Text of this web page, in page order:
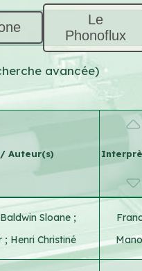
Le
Phonoflux
avancée)
Auteur(s)
Sloane ;
; Henri Christiné